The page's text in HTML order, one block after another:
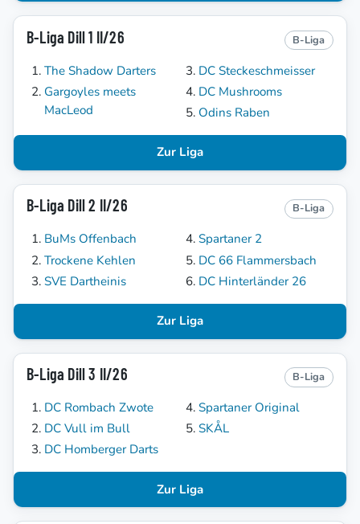
B-Liga Dill 1 II/26 B-Liga
The Shadow Darters
Gargoyles meets
MacLeod
DC Steckeschmeisser
DC Mushrooms
Odins Raben
Zur Liga
B-Liga Dill 2 II/26 B-Liga
BuMs Offenbach
Trockene Kehlen
SVE Dartheinis
Spartaner 2
DC 66 Flammersbach
DC Hinterländer 26
Zur Liga
B-Liga Dill 3 II/26 B-Liga
DC Rombach Zwote
DC Vull im Bull
DC Homberger Darts
Spartaner Original
SKÅL
Zur Liga